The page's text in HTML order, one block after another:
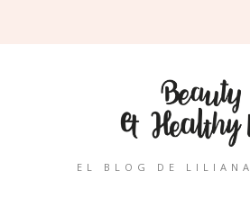
EL BLOG DE LILIANA